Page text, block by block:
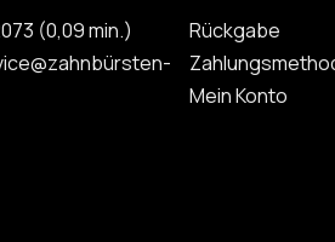
(0,09 min.)
Rückgabe
Mein Konto